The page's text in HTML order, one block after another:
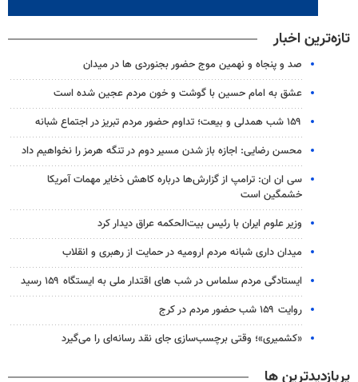
تازه‌ترین اخبار
صد و پنجاه و نهمین موج حضور بجنوردی ها در میدان
عشق به امام حسین با گوشت و خون مردم عجین شده است
۱۵۹ شب همدلی و بیعت؛ تداوم حضور مردم تبریز در اجتماع شبانه
محسن رضایی: اجازه باز شدن مسیر دوم در تنگه هرمز را نخواهیم داد
سی ان ان: ترامپ از گزارش‌ها درباره کاهش ذخایر مهمات آمریکا
خشمگین است
وزیر علوم ایران با رئیس بیت‌الحکمه عراق دیدار کرد
میدان داری شبانه مردم ارومیه در حمایت از رهبری و انقلاب
ایستادگی مردم سلماس در شب های اقتدار ملی به ایستگاه ۱۵۹ رسید
روایت ۱۵۹ شب حضور مردم در کرج
«کشمیری»؛ وقتی برچسب‌سازی جای نقد رسانه‌ای را می‌گیرد
پربازدیدترین ها